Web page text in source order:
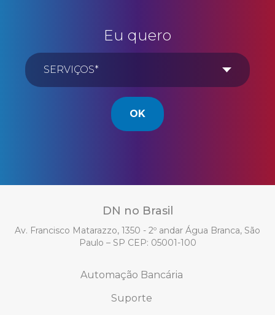
Eu quero
OK
DN no Brasil
Av. Francisco Matarazzo, 1350 - 2º andar Água Branca, São
Paulo – SP CEP: 05001-100
Automação Bancária
Suporte